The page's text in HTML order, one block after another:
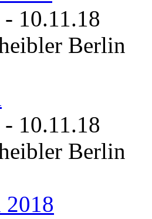
- 10.11.18
Berlin
- 10.11.18
Berlin
2018